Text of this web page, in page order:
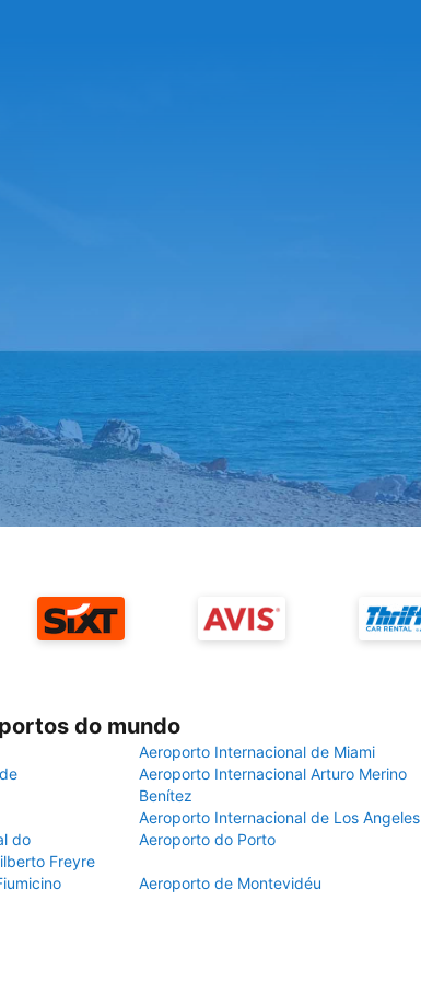
do mundo
Aeroporto Internacional de Miami
Aeroporto Internacional Arturo Merino
Benítez
Aeroporto Internacional de Los Angeles
do
Freyre
Aeroporto do Porto
Aeroporto de Montevidéu